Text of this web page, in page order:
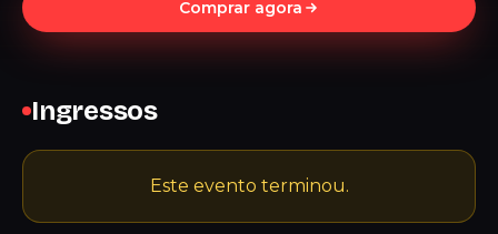
Comprar agora
Ingressos
Este evento terminou.